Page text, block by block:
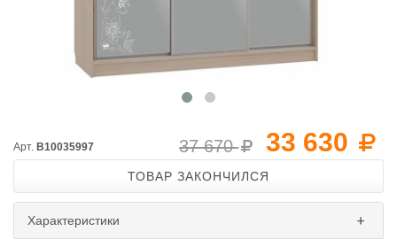
33 630
37 670
Арт. B10035997
ТОВАР ЗАКОНЧИЛСЯ
Характеристики